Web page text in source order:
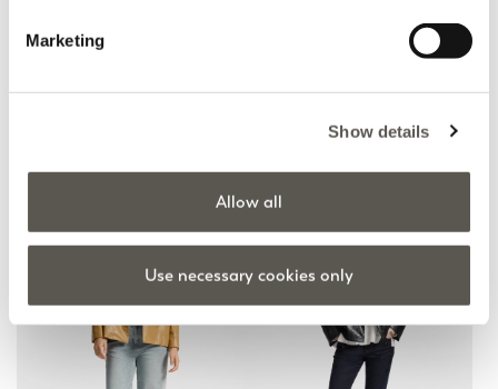
Marketing
Show details
Allow all
Use necessary cookies only
und seitlichen Kanten